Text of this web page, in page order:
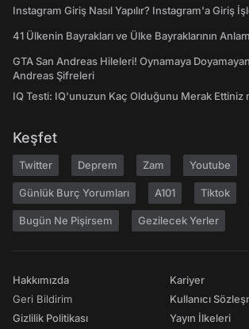
Instagram Giriş Nasıl Yapılır? Instagram'a Giriş
41 Ülkenin Bayrakları ve Ülke Bayraklarının
GTA San Andreas Hileleri! Oynamaya
Andreas Şifreleri
IQ Testi: IQ'unuzun Kaç Olduğunu Merak Ettiniz
Keşfet
Twitter Deprem Zam Youtube
Günlük Burç Yorumları A101 Tiktok
Bugün Ne Pişirsem Gezilecek Yerler
Hakkımızda
Geri Bildirim
Gizlilik Politikası
Kariyer
Kullanıcı
Yayın İlkeleri